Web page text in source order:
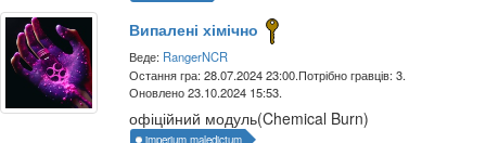
Випалені хімічно
Веде: RangerNCR
Остання гра: 28.07.2024 23:00.Потрібно гравців: 3.
Оновлено 23.10.2024 15:53.
офіційний модуль(Chemical Burn)
imperium maledictum